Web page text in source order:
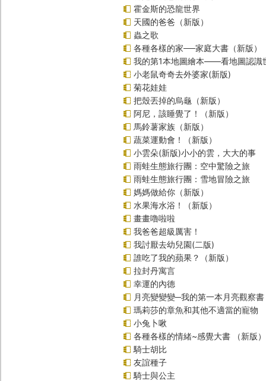
霍金斯的恐龍世界
天國的爸爸（新版）
蟲之歌
各種各樣的家──家庭大書（新版）
我的第1本地圖繪本――看地圖認識
小老鼠奇奇去外婆家(新版)
菊花娃娃
把殼丟掉的烏龜（新版）
阿尼，該睡覺了！（新版）
馬鈴薯家族（新版）
蔬菜運動會！（新版）
小雲朵(新版)小小的雲，大大的事
雨蛙生態旅行團：空中驚險之旅
雨蛙生態旅行團：雪地冒險之旅
媽媽做給你（新版）
水果海水浴！（新版）
畫畫嚕啦啦
我爸爸超級厲害！
我討厭去幼兒園(二版)
誰吃了我的蘋果？（新版）
拉封丹寓言
幸運的內德
月亮變變變─我的第一本月亮觀察書
瑪莉莎的章魚和其他不適當的寵物
小兔卜啾
各種各樣的情緒~感覺大書 （新版）
騎士胡比
友誼種子
騎士與公主